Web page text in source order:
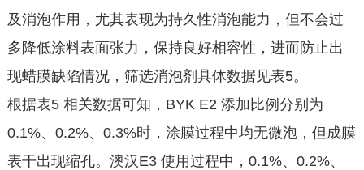
及消泡作用，尤其表现为持久性消泡能力，但不会过
多降低涂料表面张力，保持良好相容性，进而防止出
现蜡膜缺陷情况，筛选消泡剂具体数据见表5。
根据表5 相关数据可知，BYK E2 添加比例分别为
0.1%、0.2%、0.3%时，涂膜过程中均无微泡，但成膜
表干出现缩孔。澳汉E3 使用过程中，0.1%、0.2%、